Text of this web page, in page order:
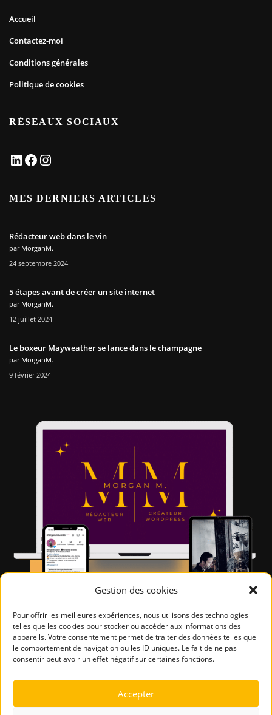
Gestion des cookies
Pour offrir les meilleures expériences, nous utilisons des technologies
telles que les cookies pour stocker ou accéder aux informations des
appareils. Votre consentement permet de traiter des données telles que
le comportement de navigation ou les ID uniques. Le fait de ne pas
consentir peut avoir un effet négatif sur certaines fonctions.
Accepter
Accueil
Contactez-moi
Conditions générales
Politique de cookies
RÉSEAUX SOCIAUX
LinkedIn
Facebook
Instagram
MES DERNIERS ARTICLES
Rédacteur web dans le vin
par MorganM.
24 septembre 2024
5 étapes avant de créer un site internet
par MorganM.
12 juillet 2024
Le boxeur Mayweather se lance dans le champagne
par MorganM.
9 février 2024